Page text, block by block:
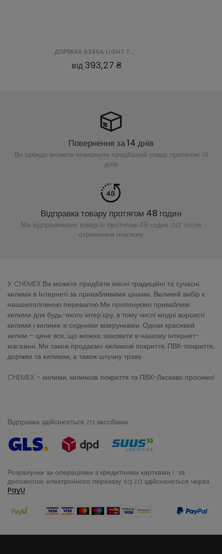
ДОРІЖКА 6365A TOKYO CHODNIK GCV - SZARY
від393,27 ₴
Повернення за 14 днів
Ви завжди можете повернути придбаний товар протягом 14
днів
Відправка товару протягом 48 годин
Ми відправляємо товар w протягом 48 годин od після
отримання платежу
У CHEMEX Ви можете придбати якісні традиційні та сучасні
килими в Інтернеті за привабливими цінами. Великий вибір є
нашоюголовною перевагою.Ми пропонуємо привабливі
килими для будь-якого інтер'єру, в тому числі модні ворсисті
килими і килими зі східними візерунками. Однак красивий
килим – цене все, що можна замовити в нашому інтернет-
магазині. Ми також продаємо килимові покриття, ПВХ-покриття,
доріжки та килимки, а також штучну траву.
CHEMEX – килими, килимові покриття та ПВХ-Ласкаво просимо!
Відправка здійснюється za засобами:
Розрахунки за операціями з кредитними картками i за
допомогою електронного переказу są za здійснюються через
PayU